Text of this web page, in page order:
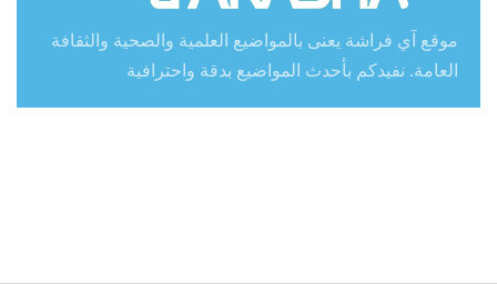
موقع آي فراشة يعنى بالمواضيع العلمية والصحية والثقافة
العامة. نفيدكم بأحدث المواضيع بدقة واحترافية